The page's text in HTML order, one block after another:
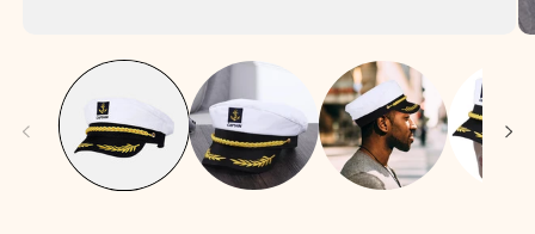
une
fenêtre
modale